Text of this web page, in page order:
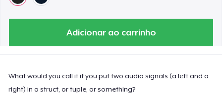
Adicionar ao carrinho
What would you call it if you put two audio signals (a left and a
right) in a struct, or tuple, or something?